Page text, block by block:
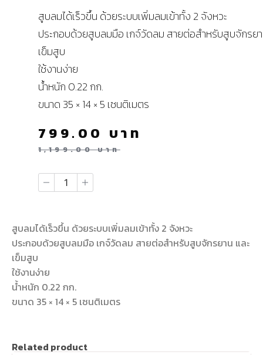
สูบลมได้เร็วขึ้น ด้วยระบบเพิ่มลมเข้าทั้ง 2 จังหวะ
ประกอบด้วยสูบลมมือ เกจ์วัดลม สายต่อสำหรับสูบจักรย
เข็มสูบ
ใช้งานง่าย
น้ำหนัก 0.22 กก.
ขนาด 35 × 14 × 5 เซนติเมตร
1,199.00บาท
799.00 บาท
สูบลมได้เร็วขึ้น ด้วยระบบเพิ่มลมเข้าทั้ง 2 จังหวะ
ประกอบด้วยสูบลมมือ เกจ์วัดลม สายต่อสำหรับสูบจักรยาน และ
เข็มสูบ
ใช้งานง่าย
น้ำหนัก 0.22 กก.
ขนาด 35 × 14 × 5 เซนติเมตร
Related product